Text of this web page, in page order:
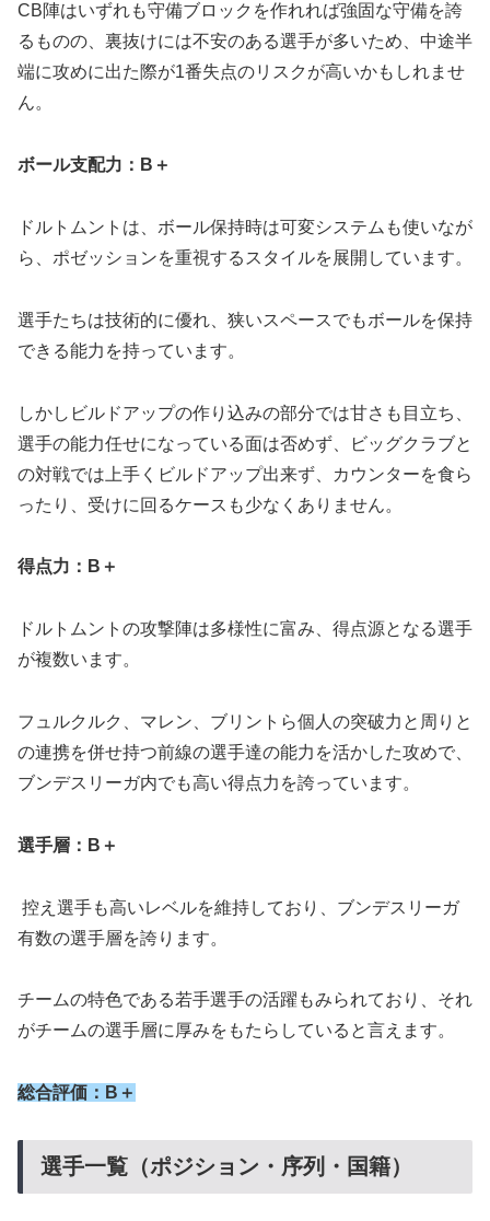
CB陣はいずれも守備ブロックを作れれば強固な守備を誇
るものの、裏抜けには不安のある選手が多いため、中途半
端に攻めに出た際が1番失点のリスクが高いかもしれませ
ん。
ボール支配力： B＋
ドルトムントは、ボール保持時は可変システムも使いなが
ら、ポゼッションを重視するスタイルを展開しています。
選手たちは技術的に優れ、狭いスペースでもボールを保持
できる能力を持っています。
しかしビルドアップの作り込みの部分では甘さも目立ち、
選手の能力任せになっている面は否めず、ビッグクラブと
の対戦では上手くビルドアップ出来ず、カウンターを食ら
ったり、受けに回るケースも少なくありません。
得点力： B＋
ドルトムントの攻撃陣は多様性に富み、得点源となる選手
が複数います。
フュルクルク、マレン、ブリントら個人の突破力と周りと
の連携を併せ持つ前線の選手達の能力を活かした攻めで、
ブンデスリーガ内でも高い得点力を誇っています。
選手層： B＋
控え選手も高いレベルを維持しており、ブンデスリーガ
有数の選手層を誇ります。
チームの特色である若手選手の活躍もみられており、それ
がチームの選手層に厚みをもたらしていると言えます。
総合評価：B＋
選手一覧（ポジション・序列・国籍）